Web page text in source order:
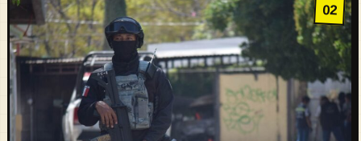
02